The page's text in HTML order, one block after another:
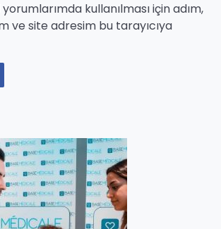
kullanılması için adım,
ve site adresim bu tarayıcıya